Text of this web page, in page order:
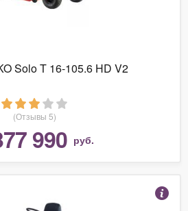
Solo T 16-105.6 HD V2
(Отзывы 5)
990 руб.